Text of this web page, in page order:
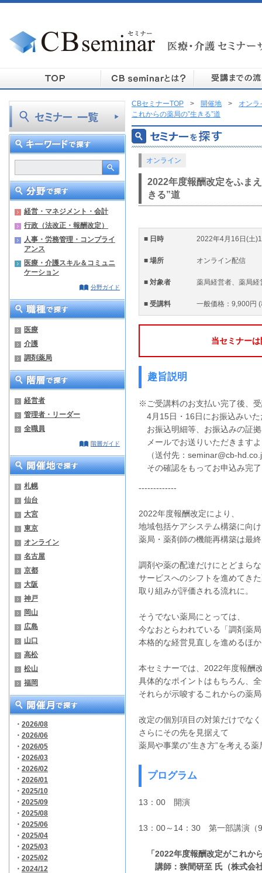
経営・マネジメント・会計
行政（法改正・報酬改定）
人事・労務管理・コンプライ
アンス
医療・介護スキル＆コミュニ
ケーション
分野ガイド
医療
介護
調剤薬局
経営者
管理者・リーダー
全職員
階層ガイド
札幌
仙台
大宮
東京
オンライン
名古屋
京都
大阪
神戸
岡山
広島
山口
高松
松山
福岡
・ 2026/08
・ 2026/06
・ 2026/05
・ 2026/03
・ 2026/02
・ 2026/01
・ 2025/10
・ 2025/09
・ 2025/08
・ 2025/06
・ 2025/04
・ 2025/03
・ 2025/02
・ 2024/12
CBセミナーTOP > 開催地 >
オンラ
これからの薬局の”生きる”道
オンライン
2022年度報酬改定をふま
きる”道
■ 日時 2022年4月16日(土
■ 場所 オンライン配信
■ 対象者 薬局経営者、薬局経
■ 受講料 一般価格：9,900
当セミナー
趣旨説明
※ご受講料のお支払い完了後、
4月15日・16日にお振込みいた
お振込明細等、お振込みの証
メールでお送りいただきます
（送付先： seminar@cb-
その確認をもってお申込み完
-------------
2022年度報酬改定により、
地域包括ケアシステム構築に向
薬局・薬剤師の機能再構築は最
調剤や薬の配達だけにとどまら
サービスへのシフトを進めてき
取り組みが評価される流れに。
そうでない薬局にとっては、
今なおとらわれている「調剤薬
本格的な経営見直しを進めるほ
本セミナーでは、2022年度報酬
具体的なポイントはもちろん、
それらが示唆するこれからの薬
改定の個別項目の対策だけでな
さらにその先を見据えて
薬局や事業の”生き方”を考える
プログラム
13：00 開演
13：00～14：30 第一部講演（
「2022年度報酬改定がこれか
講師：狭間研至 氏（株式会